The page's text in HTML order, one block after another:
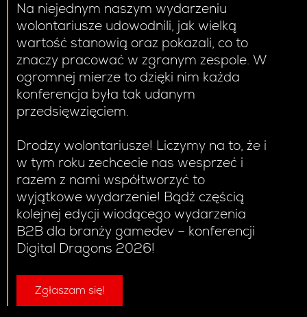
Na niejednym naszym wydarzeniu
wolontariusze udowodnili, jak wielką
wartość stanowią oraz pokazali, co to
znaczy pracować w zgranym zespole. W
ogromnej mierze to dzięki nim każda
konferencja była tak udanym
przedsięwzięciem.
Drodzy wolontariusze! Liczymy na to, że i
w tym roku zechcecie nas wesprzeć i
razem z nami współtworzyć to
wyjątkowe wydarzenie! Bądź częścią
kolejnej edycji wiodącego wydarzenia
B2B dla branży gamedev – konferencji
Digital Dragons 2026!
Zgłaszam się!